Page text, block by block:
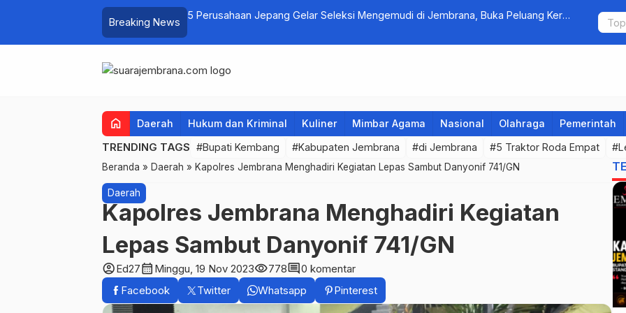
Breaking News
5 Perusahaan Jepang Gelar Seleksi Mengemudi di Jembrana, Buka Peluang Kerja
DPR RI
Pertanian
home Daerah Hukum dan Kriminal Kuliner Mimbar Agama Nasional Olahraga Pemerintah
TRENDING TAGS #Bupati Kembang #Kabupaten Jembrana #di Jembrana #5 Traktor Roda Empat
Beranda » Daerah » Kapolres Jembrana Menghadiri Kegiatan Lepas Sambut Danyonif 741/GN
Daerah
Kapolres Jembrana Menghadiri Kegiatan
Lepas Sambut Danyonif 741/GN
account_circleEd27calendar_month Minggu, 19 Nov 2023visibility778comment0 komentar
Facebook
Twitter Whatsapp Pinterest